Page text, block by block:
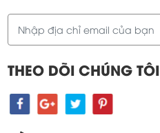
THEO DÕI CHÚNG TÔI